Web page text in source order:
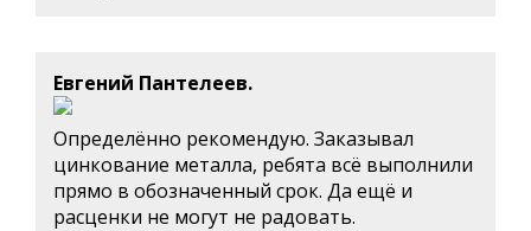
Евгений Пантелеев.
Определённо рекомендую. Заказывал
цинкование металла, ребята всё выполнили
прямо в обозначенный срок. Да ещё и
расценки не могут не радовать.